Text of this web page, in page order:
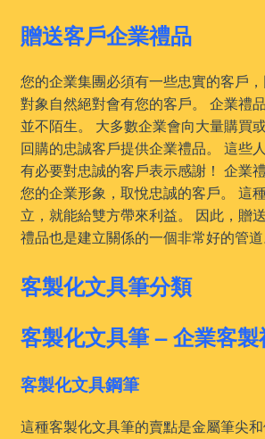
贈送客戶企業禮品
您的企業集團必須有一些忠實的客戶
對象自然絕對會有您的客戶。 企業禮
並不陌生。 大多數企業會向大量購買
回購的忠誠客戶提供企業禮品。 這些
有必要對忠誠的客戶表示感謝！ 企業
您的企業形象，取悅忠誠的客戶。 這
立，就能給雙方帶來利益。 因此，贈
禮品也是建立關係的一個非常好的管道
客製化文具筆分類
客製化文具筆 – 企業客
客製化文具鋼筆
這種客製化文具筆的賣點是金屬筆尖